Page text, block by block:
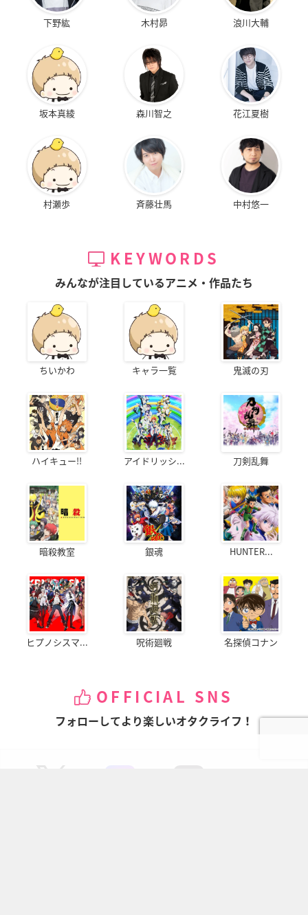
下野紘 木村昴 浪川大輔
坂本真綾 森川智之 花江夏樹
村瀬歩 斉藤壮馬 中村悠一
KEYWORDS
みんなが注目しているアニメ・作品たち
ちいかわ キャラ一覧 鬼滅の刃
ハイキュー!! アイドリッシ... 刀剣乱舞
暗殺教室 銀魂 HUNTER...
ヒプノシスマ... 呪術廻戦 名探偵コナン
OFFICIAL SNS
フォローしてより楽しいオタクライフ！